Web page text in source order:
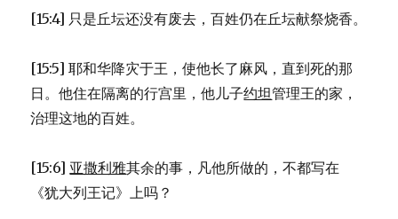
[15:4] 只是丘坛还没有废去，百姓仍在丘坛献祭烧香。
[15:5] 耶和华降灾于王，使他长了麻风，直到死的那
日。他住在隔离的行宫里，他儿子约坦管理王的家，
治理这地的百姓。
[15:6] 亚撒利雅其余的事，凡他所做的，不都写在
《犹大列王记》上吗？